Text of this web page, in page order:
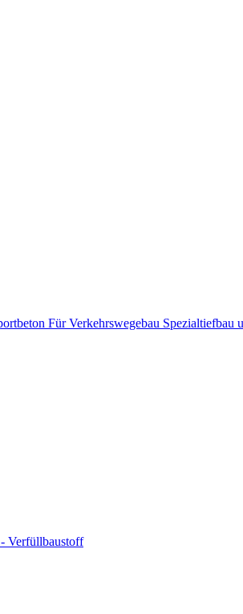
Für Verkehrswegebau Spezialtiefbau
Verfüllbaustoff